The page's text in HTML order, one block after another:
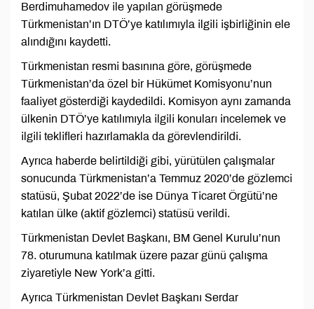
Berdimuhamedov ile yapılan görüşmede
Türkmenistan’ın DTÖ’ye katılımıyla ilgili işbirliğinin ele
alındığını kaydetti.
Türkmenistan resmi basınına göre, görüşmede
Türkmenistan’da özel bir Hükümet Komisyonu’nun
faaliyet gösterdiği kaydedildi. Komisyon aynı zamanda
ülkenin DTÖ’ye katılımıyla ilgili konuları incelemek ve
ilgili teklifleri hazırlamakla da görevlendirildi.
Ayrıca haberde belirtildiği gibi, yürütülen çalışmalar
sonucunda Türkmenistan’a Temmuz 2020’de gözlemci
statüsü, Şubat 2022’de ise Dünya Ticaret Örgütü’ne
katılan ülke (aktif gözlemci) statüsü verildi.
Türkmenistan Devlet Başkanı, BM Genel Kurulu’nun
78. oturumuna katılmak üzere pazar günü çalışma
ziyaretiyle New York’a gitti.
Ayrıca Türkmenistan Devlet Başkanı Serdar